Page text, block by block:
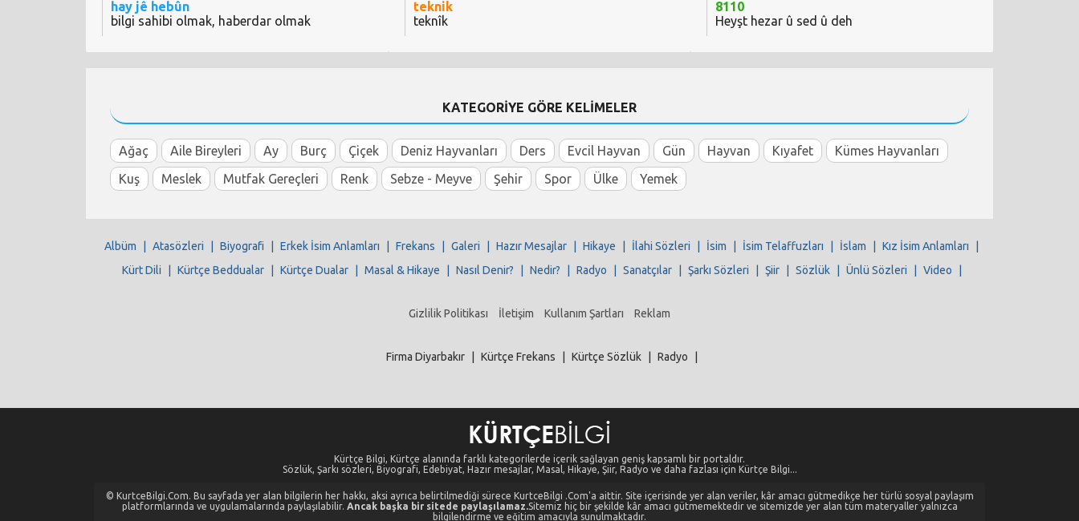
hay jê hebûn
bilgi sahibi olmak, haberdar olmak
teknik
teknîk
8110
Heyşt hezar û sed û deh
KATEGORİYE GÖRE KELİMELER
Ağaç Aile Bireyleri Ay Burç Çiçek Deniz Hayvanları Ders Evcil Hayvan Gün Hayvan Kıyafet
Kümes Hayvanları
Kuş
Meslek Mutfak Gereçleri Renk Sebze - Meyve Şehir Spor Ülke Yemek
Albüm Atasözleri Biyografi Erkek İsim Anlamları Frekans Galeri Hazır Mesajlar Hikaye İlahi Sözleri İsim İsim Telaffuzları İslam Kız İsim Anlamları
Kürt Dili
Kürtçe Beddualar Kürtçe Dualar Masal & Hikaye Nasıl Denir? Nedir? Radyo Sanatçılar Şarkı Sözleri Şiir Sözlük Ünlü Sözleri Video
Gizlilik Politikası İletişim Kullanım Şartları Reklam
Firma Diyarbakır Kürtçe Frekans Kürtçe Sözlük Radyo
Kürtçe Bilgi, Kürtçe alanında farklı kategorilerde içerik sağlayan geniş kapsamlı bir portaldır.
Sözlük, Şarkı sözleri, Biyografi, Edebiyat, Hazır mesajlar, Masal, Hikaye, Şiir, Radyo ve daha fazlası için Kürtçe Bilgi...
© KurtceBilgi.Com. Bu sayfada yer alan bilgilerin her hakkı, aksi ayrıca belirtilmediği sürece KurtceBilgi .Com'a aittir. Site içerisinde yer alan veriler, kâr amacı gütmedikçe her türlü sosyal paylaşım
platformlarında ve uygulamalarında paylaşılabilir. Ancak başka bir sitede paylaşılamaz.Sitemiz hiç bir şekilde kâr amacı gütmemektedir ve sitemizde yer alan tüm materyaller yalnızca
bilgilendirme ve eğitim amacıyla sunulmaktadır.